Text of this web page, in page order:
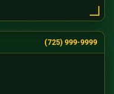
(725) 999-9999